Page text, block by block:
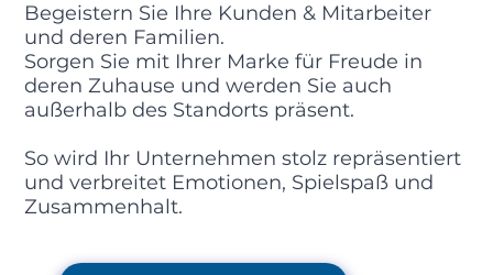
Begeistern Sie Ihre Kunden & Mitarbeiter
und deren Familien.
Sorgen Sie mit Ihrer Marke für Freude in
deren Zuhause und werden Sie auch
außerhalb des Standorts präsent.
So wird Ihr Unternehmen stolz repräsentiert
und verbreitet Emotionen, Spielspaß und
Zusammenhalt.